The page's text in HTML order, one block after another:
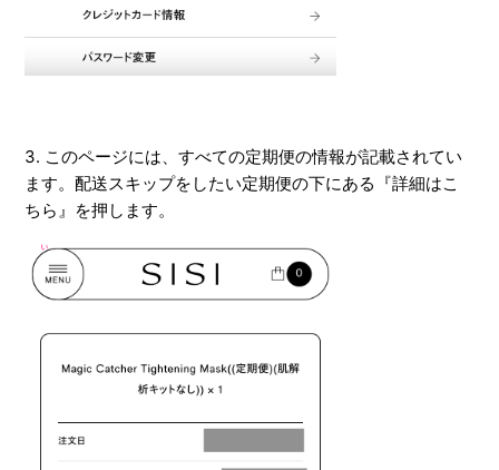
3. このページには、すべての定期便の情報が記載されてい
ます。配送スキップをしたい定期便の下にある『詳細はこ
ちら』を押します。